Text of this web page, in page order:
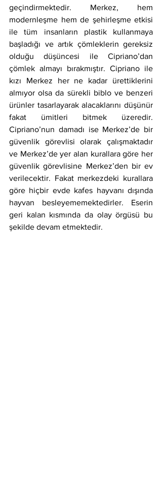
geçindirmektedir. Merkez, hem
modernleşme hem de şehirleşme etkisi
ile tüm insanların plastik kullanmaya
başladığı ve artık çömleklerin gereksiz
olduğu düşüncesi ile Cipriano’dan
çömlek almayı bırakmıştır. Cipriano ile
kızı Merkez her ne kadar ürettiklerini
almıyor olsa da sürekli biblo ve benzeri
ürünler tasarlayarak alacaklarını düşünür
fakat ümitleri bitmek üzeredir.
Cipriano’nun damadı ise Merkez’de bir
güvenlik görevlisi olarak çalışmaktadır
ve Merkez’de yer alan kurallara göre her
güvenlik görevlisine Merkez’den bir ev
verilecektir. Fakat merkezdeki kurallara
göre hiçbir evde kafes hayvanı dışında
hayvan besleyememektedirler. Eserin
geri kalan kısmında da olay örgüsü bu
şekilde devam etmektedir.